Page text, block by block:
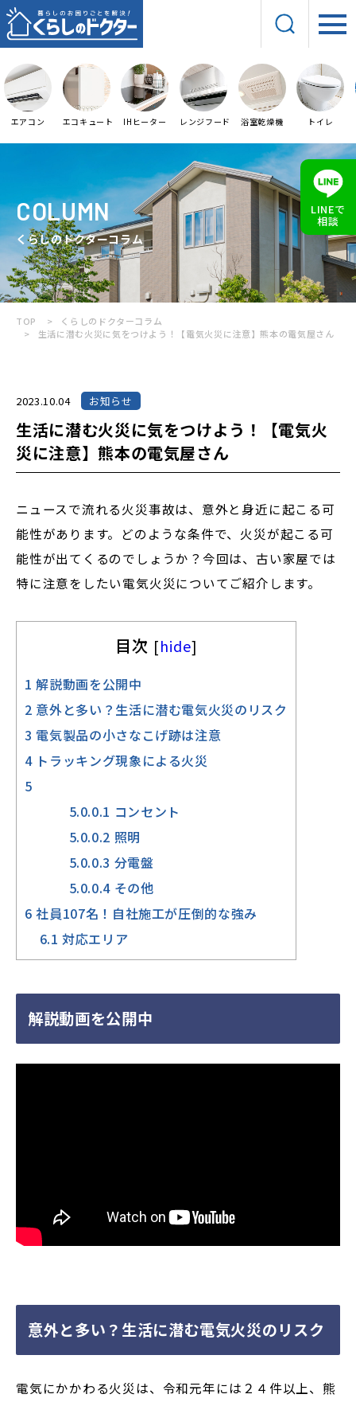
エアコン エコキュート IHヒーター レンジフード 浴室乾燥機 トイレ
COLUMN
くらしのドクターコラム
TOP
くらしのドクターコラム
生活に潜む火災に気をつけよう！【電気火災に注意】熊本の電気屋さん
2023.10.04 お知らせ
生活に潜む火災に気をつけよう！【電気火
災に注意】熊本の電気屋さん
ニュースで流れる火災事故は、意外と身近に起こる可
能性があります。どのような条件で、火災が起こる可
能性が出てくるのでしょうか？今回は、古い家屋では
特に注意をしたい電気火災についてご紹介します。
目次 [hide]
1 解説動画を公開中
2 意外と多い？生活に潜む電気火災のリスク
3 電気製品の小さなこげ跡は注意
4トラッキング現象による火災
5
5.0.0.1 コンセント
5.0.0.2 照明
5.0.0.3 分電盤
5.0.0.4 その他
6 社員107名！自社施工が圧倒的な強み
6.1 対応エリア
解説動画を公開中
意外と多い？生活に潜む電気火災のリスク
電気にかかわる火災は、令和元年には２４件以上、熊
LINEで
相談